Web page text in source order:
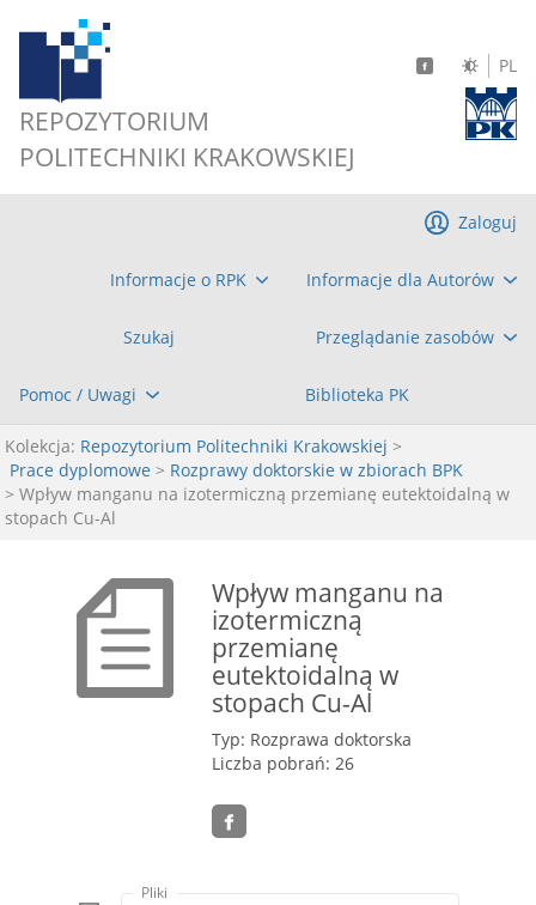
REPOZYTORIUM
POLITECHNIKI KRAKOWSKIEJ
PL
Informacje o RPK Informacje dla Autorów
Szukaj Przeglądanie zasobów
Pomoc / Uwagi Biblioteka PK
Zaloguj
Kolekcja: Repozytorium Politechniki Krakowskiej >
Prace dyplomowe > Rozprawy doktorskie w zbiorach BPK
> Wpływ manganu na izotermiczną przemianę eutektoidalną w
stopach Cu-Al
Wpływ manganu na
izotermiczną
przemianę
eutektoidalną w
stopach Cu-Al
Typ: Rozprawa doktorska
Liczba pobrań: 26
Pliki